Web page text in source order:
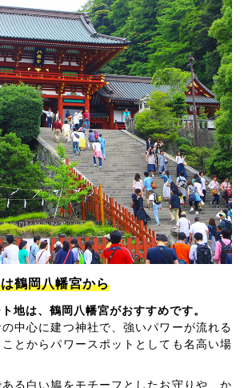
鶴岡八幡宮から
地は、鶴岡八幡宮がおすすめです。
中心に建つ神社で、強いパワーが流れる
とからパワースポットとしても名高い場
る白い鳩をモチーフとしたお守りや、か